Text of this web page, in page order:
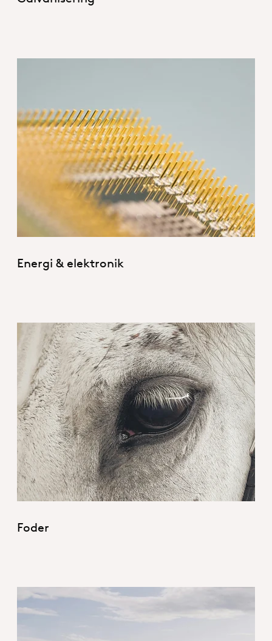
Energy&Electronics Hero.jpg
Energi & elektronik
Animal Food & Feed hero.jpg
Foder